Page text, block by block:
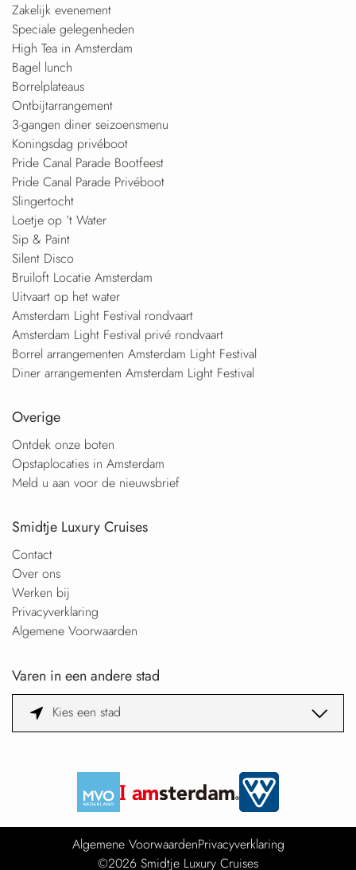
Zakelijk evenement
Speciale gelegenheden
High Tea in Amsterdam
Bagel lunch
Borrelplateaus
Ontbijtarrangement
3-gangen diner seizoensmenu
Koningsdag privéboot
Pride Canal Parade Bootfeest
Pride Canal Parade Privéboot
Slingertocht
Loetje op ’t Water
Sip & Paint
Silent Disco
Bruiloft Locatie Amsterdam
Uitvaart op het water
Amsterdam Light Festival rondvaart
Amsterdam Light Festival privé rondvaart
Borrel arrangementen Amsterdam Light Festival
Diner arrangementen Amsterdam Light Festival
Overige
Ontdek onze boten
Opstaplocaties in Amsterdam
Meld u aan voor de nieuwsbrief
Smidtje Luxury Cruises
Contact
Over ons
Werken bij
Privacyverklaring
Algemene Voorwaarden
Varen in een andere stad
Kies een stad
©2026 Smidtje Luxury Cruises
Algemene VoorwaardenPrivacyverklaring